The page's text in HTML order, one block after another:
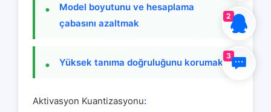
Model boyutunu ve hesaplama
çabasını azaltmak
Yüksek tanıma doğruluğunu korumak
Aktivasyon Kuantizasyonu:
2
3